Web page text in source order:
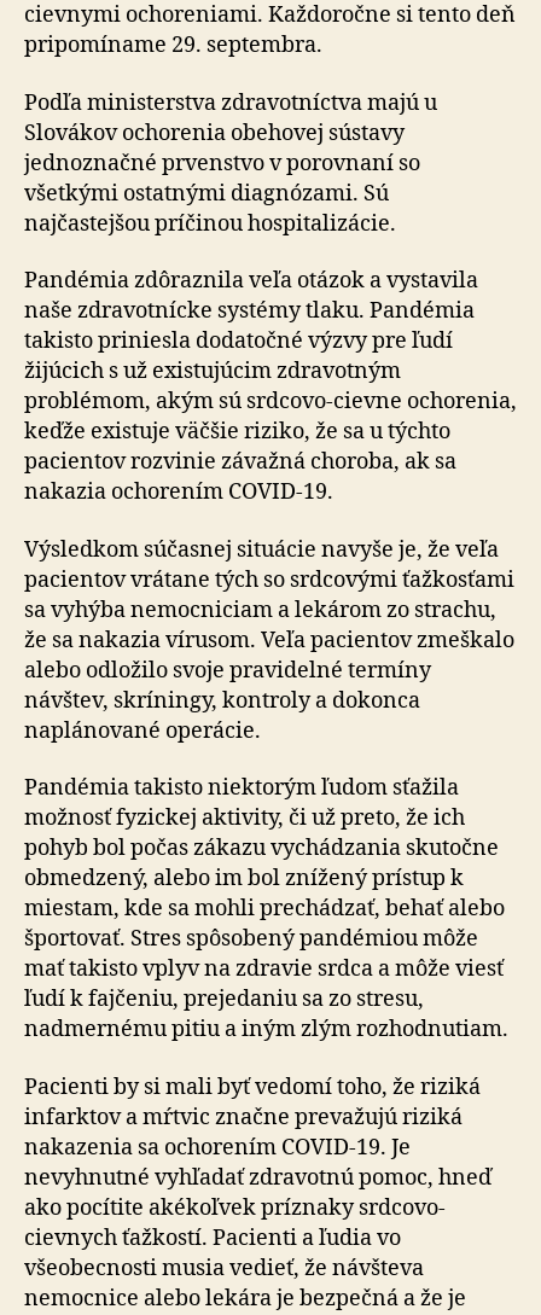
cievnymi ochoreniami. Každoročne si tento deň
pripomíname 29. septembra.
Podľa ministerstva zdravotníctva majú u
Slovákov ochorenia obehovej sústavy
jednoznačné prvenstvo v porovnaní so
všetkými ostatnými diagnózami. Sú
najčastejšou príčinou hospitalizácie.
Pandémia zdôraznila veľa otázok a vystavila
naše zdravotnícke systémy tlaku. Pandémia
takisto priniesla dodatočné výzvy pre ľudí
žijúcich s už existujúcim zdravotným
problémom, akým sú srdcovo-cievne ochorenia,
keďže existuje väčšie riziko, že sa u týchto
pacientov rozvinie závažná choroba, ak sa
nakazia ochorením COVID-19.
Výsledkom súčasnej situácie navyše je, že veľa
pacientov vrátane tých so srdcovými ťažkosťami
sa vyhýba nemocniciam a lekárom zo strachu,
že sa nakazia vírusom. Veľa pacientov zmeškalo
alebo odložilo svoje pravidelné termíny
návštev, skríningy, kontroly a dokonca
naplánované operácie.
Pandémia takisto niektorým ľudom sťažila
možnosť fyzickej aktivity, či už preto, že ich
pohyb bol počas zákazu vychádzania skutočne
obmedzený, alebo im bol znížený prístup k
miestam, kde sa mohli prechádzať, behať alebo
športovať. Stres spôsobený pandémiou môže
mať takisto vplyv na zdravie srdca a môže viesť
ľudí k fajčeniu, prejedaniu sa zo stresu,
nadmernému pitiu a iným zlým rozhodnutiam.
Pacienti by si mali byť vedomí toho, že riziká
infarktov a mŕtvic značne prevažujú riziká
nakazenia sa ochorením COVID-19. Je
nevyhnutné vyhľadať zdravotnú pomoc, hneď
ako pocítite akékoľvek príznaky srdcovo-
cievnych ťažkostí. Pacienti a ľudia vo
všeobecnosti musia vedieť, že návšteva
nemocnice alebo lekára je bezpečná a že je